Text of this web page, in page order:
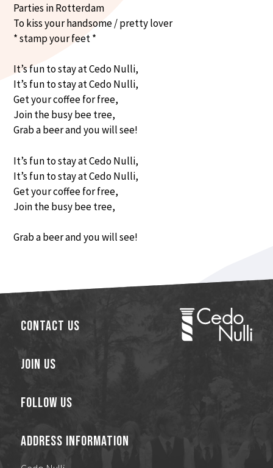
Parties in Rotterdam
To kiss your handsome / pretty lover
* stamp your feet *
It’s fun to stay at Cedo Nulli,
It’s fun to stay at Cedo Nulli,
Get your coffee for free,
Join the busy bee tree,
Grab a beer and you will see!
It’s fun to stay at Cedo Nulli,
It’s fun to stay at Cedo Nulli,
Get your coffee for free,
Join the busy bee tree,
Grab a beer and you will see!
Contact Us
Join Us
Follow Us
Address Information